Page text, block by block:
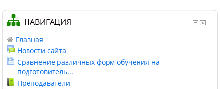
НАВИГАЦИЯ
Главная
Новости сайта
Сравнение различных форм обучения на
подготовитель...
Преподаватели